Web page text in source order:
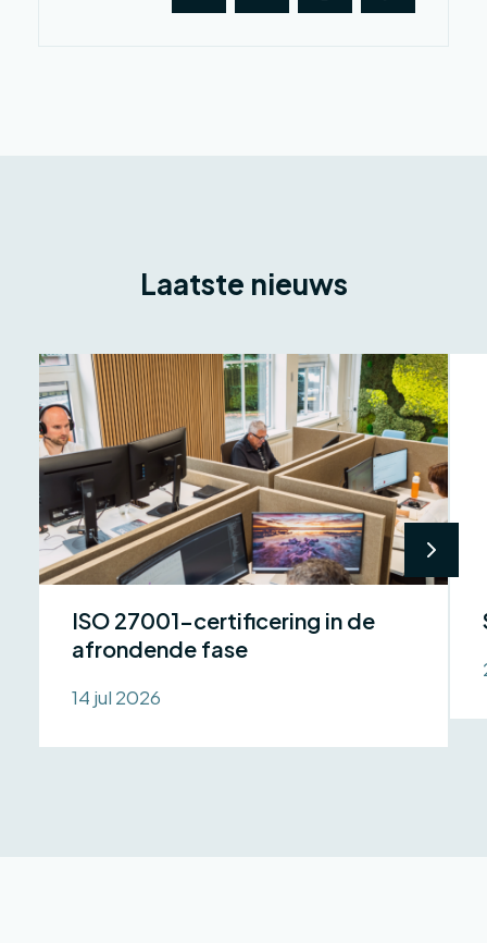
Laatste nieuws
ISO 27001-certificering in de
afrondende fase
14 jul 2026